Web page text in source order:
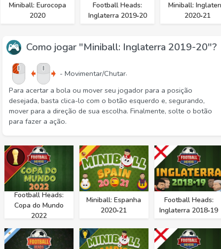
Miniball: Eurocopa
2020
Football Heads:
Inglaterra 2019‑20
Miniball:
2020‑21
Como jogar "Miniball: Inglaterra 2019-20"?
- Movimentar/Chutar.
Para acertar a bola ou mover seu jogador para a posição
desejada, basta clica-lo com o botão esquerdo e, segurando,
mover para a direção de sua escolha. Finalmente, solte o botão
para fazer a ação.
Football Heads:
Copa do Mundo
2022
Miniball: Espanha
2020‑21
Football Heads:
Inglaterra 2018‑19